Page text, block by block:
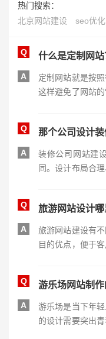
热门搜索：
北京网站建设
seo优化
Q 什么是定制网站
A
定制网站就是按
这样避免了网站
Q 那个公司设计装
A
装修公司网站建
同。设计布局合
Q
旅游网站设计哪
A
旅游网站建设有
目的优点，便于
Q 游乐场网站制作
A
游乐场是当下年
的设计需要突出